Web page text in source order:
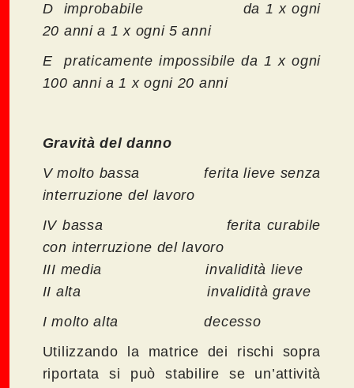
D improbabile da 1 x ogni
20 anni a 1 x ogni 5 anni
E praticamente impossibile da 1 x ogni
100 anni a 1 x ogni 20 anni
Gravità del danno
V molto bassa ferita lieve senza
interruzione del lavoro
IV bassa ferita curabile
con interruzione del lavoro
III media invalidità lieve
II alta invalidità grave
I molto alta decesso
Utilizzando la matrice dei rischi sopra
riportata si può stabilire se un’attività